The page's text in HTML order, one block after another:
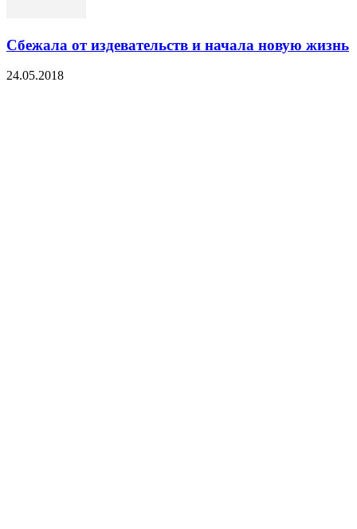
Сбежала от издевательств и начала новую жизнь
24.05.2018